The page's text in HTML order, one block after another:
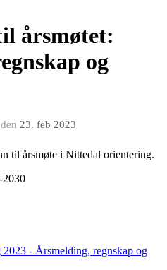
årsmøtet:
og
den 23. feb 2023
til årsmøte i Nittedal orientering.
2030
- Årsmelding, regnskap og